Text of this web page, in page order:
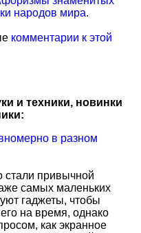
народов мира.
комментарии к этой
и техники, новинки
в разном
привычной
самых маленьких
гаджеты, чтобы
на время, однако
как экранное